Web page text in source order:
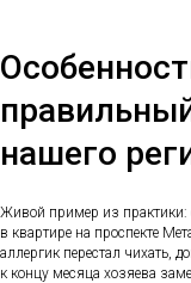
нашего
Живой пример из практики:
в квартире на проспекте
аллергик перестал чихать,
к концу месяца хозяева